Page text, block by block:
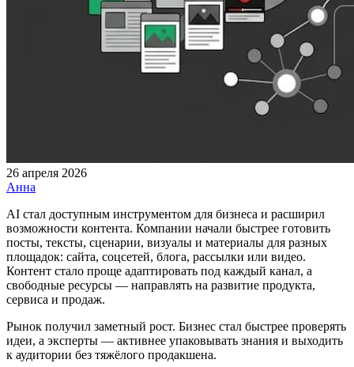
26 апреля 2026
Анна
AI стал доступным инструментом для бизнеса и расширил
возможности контента. Компании начали быстрее готовить
посты, тексты, сценарии, визуалы и материалы для разных
площадок: сайта, соцсетей, блога, рассылки или видео.
Контент стало проще адаптировать под каждый канал, а
свободные ресурсы — направлять на развитие продукта,
сервиса и продаж.
Рынок получил заметный рост. Бизнес стал быстрее проверять
идеи, а эксперты — активнее упаковывать знания и выходить
к аудитории без тяжёлого продакшена.